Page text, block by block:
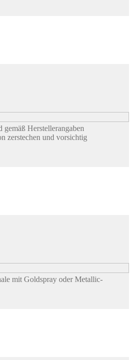
gemäß Herstellerangaben
zerstechen und vorsichtig
mit Goldspray oder Metallic-